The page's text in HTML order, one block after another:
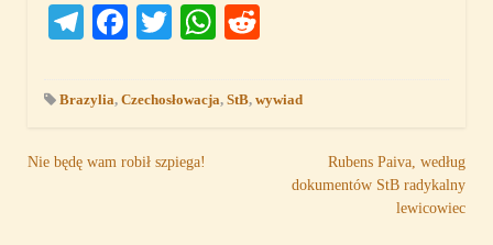
Telegram
Facebook
TwitterWhatsApp
Brazylia, Czechosłowacja, StB, wywiad
Nawigacja
Nie będę wam robił szpiega!
Rubens Paiva, według
dokumentów StB radykalny
lewicowiec